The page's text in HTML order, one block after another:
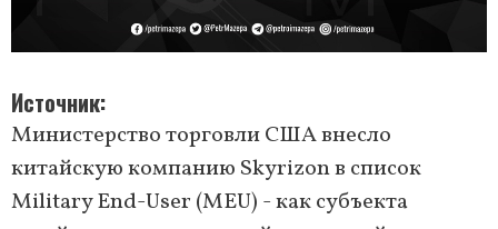
Источник
Министерство торговли США внесло
китайскую компанию Skyrizon в список
Military End-User (MEU) - как субъекта